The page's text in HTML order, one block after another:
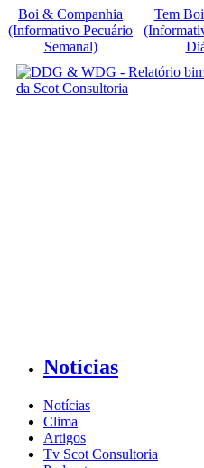
Boi & Companhia
(Informativo Pecuário
Semanal)
Tem
Notícias
Notícias
Clima
Artigos
Tv Scot Consultoria